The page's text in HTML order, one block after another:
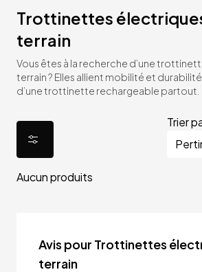
Trottinettes
terrain
Vous êtes à la recherche d’une
terrain ? Elles allient mobilité et
d’une trottinette rechargeable partout.
Trier
Aucun produits
Avis pour Trottinettes
terrain